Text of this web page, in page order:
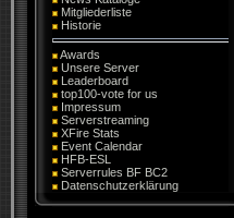
Mitgliederliste
Historie
Awards
Unsere Server
Leaderboard
top100-vote for us
Impressum
Serverstreaming
XFire Stats
Event Calendar
HFB-ESL
Serverrules BF BC2
Datenschutzerklärung